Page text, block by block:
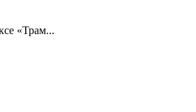
«Трам...